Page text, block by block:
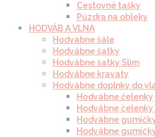
Cestovné tašky
Púzdra na obleky
HODVÁB A VLNA
Hodvábne šále
Hodvábne šatky
Hodvábne šatky Slim
Hodvábne kravaty
Hodvábne doplnky do
Hodvábne čelenky
Hodvábne
Hodvábne
Hodvábne